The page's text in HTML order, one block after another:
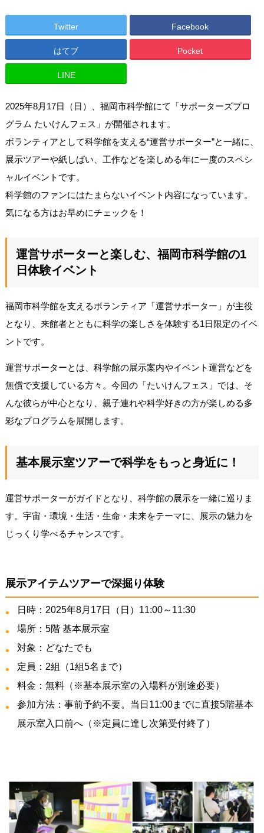
Twitter Facebook
はてブ Pocket
LINE
2025年8月17日（日）、福岡市科学館にて「サポーターズプロ
グラム たいけんフェス」が開催されます。
ボランティアとして科学館を支える“運営サポーター”と一緒に、
展示ツアーや紙しばい、工作などを楽しめる年に一度のスペシ
ャルイベントです。
科学館のファンにはたまらないイベント内容になっています。
気になる方はお早めにチェックを！
運営サポーターと楽しむ、福岡市科学館の1
日体験イベント
福岡市科学館を支えるボランティア「運営サポーター」が主役
となり、来館者とともに科学の楽しさを体験する1日限定のイベ
ントです。
運営サポーターとは、科学館の展示案内やイベント運営などを
無償で支援している方々。今回の「たいけんフェス」では、そ
んな彼らが中心となり、親子連れや科学好きの方が楽しめる多
彩なプログラムを展開します。
基本展示室ツアーで科学をもっと身近に！
運営サポーターがガイドとなり、科学館の展示を一緒に巡りま
す。宇宙・環境・生活・生命・未来をテーマに、展示の魅力を
じっくり学べるチャンスです。
展示アイテムツアーで深掘り体験
日時：2025年8月17日（日）11:00～11:30
場所：5階 基本展示室
対象：どなたでも
定員：2組（1組5名まで）
料金：無料（※基本展示室の入場料が別途必要）
参加方法：事前予約不要。当日11:00までに直接5階基本
展示室入口前へ（※定員に達し次第受付終了）